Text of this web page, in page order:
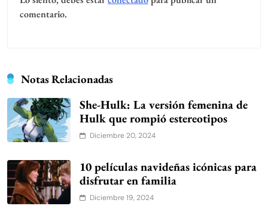
comentario.
Notas Relacionadas
She-Hulk: La versión femenina de
Hulk que rompió estereotipos
Diciembre 20, 2024
10 películas navideñas icónicas para
disfrutar en familia
Diciembre 19, 2024